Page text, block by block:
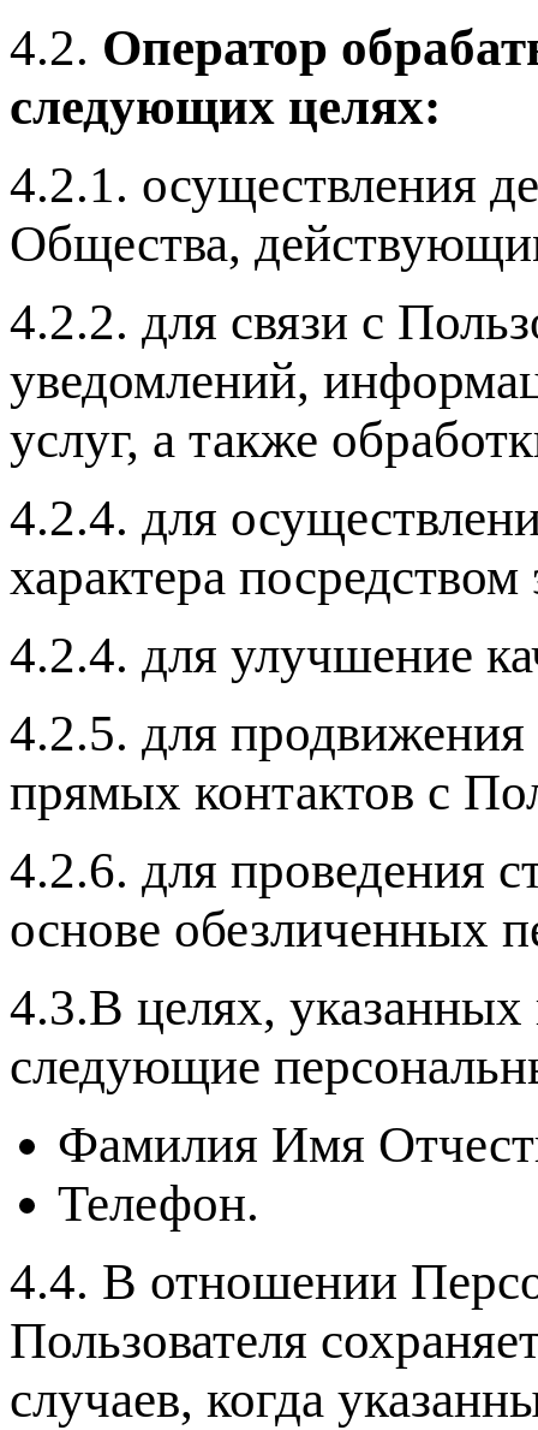
4.2. Оператор
следующих целях:
4.2.1. осуществления
Общества,
4.2.2. для связи с
уведомлений,
услуг, а также
4.2.4. для
характера
4.2.4. для улучшение
4.2.5. для
прямых контактов с
4.2.6. для проведения
основе обезличенных
4.3.В целях,
следующие
Фамилия Имя
Телефон.
4.4. В отношении
Пользователя
случаев, когда